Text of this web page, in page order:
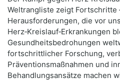
Weltrangliste zeigt
Herausforderungen, die vor
Herz‑Kreislauf‑Erkrankungen
Gesundheitsbedrohungen
fortschrittlicher Forschung,
Präventionsmaßnahmen und
Behandlungsansätze machen